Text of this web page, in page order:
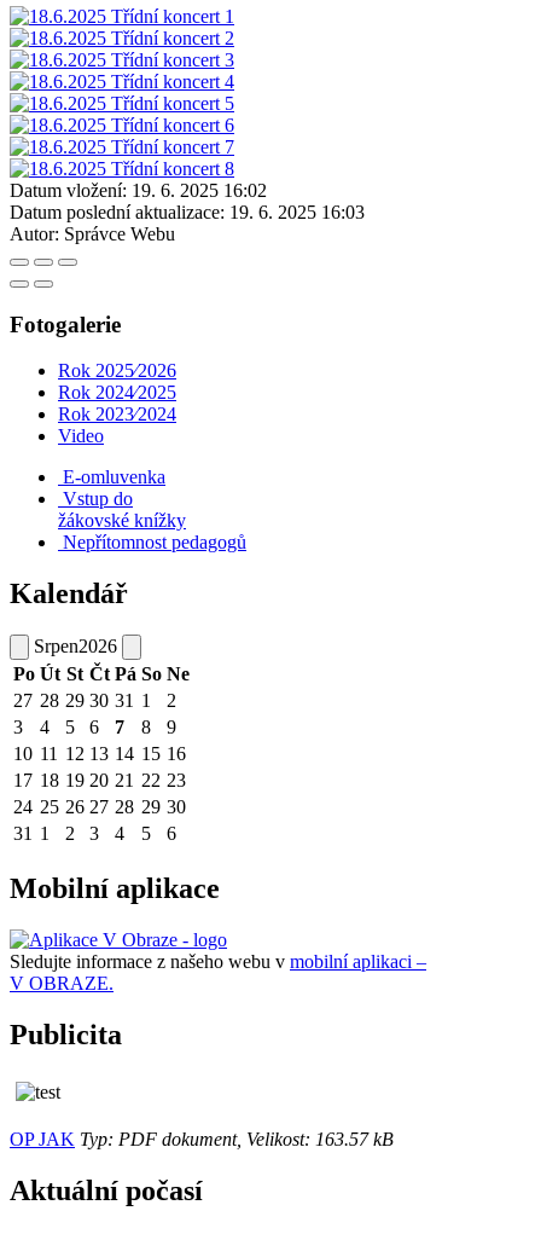
Datum vložení: 19. 6. 2025 16:02
Datum poslední aktualizace: 19. 6. 2025 16:03
Autor: Správce Webu
Fotogalerie
Rok 2025⁄2026
Rok 2024⁄2025
Rok 2023⁄2024
Video
E-omluvenka
Vstup do
žákovské knížky
Nepřítomnost pedagogů
Kalendář
Srpen2026
Po Út St Čt Pá So Ne
27 28 29 30 31 1
2
3
4 5 6 7 8
9
10 11 12 13 14 15 16
17 18 19 20 21 22 23
24 25 26 27 28 29 30
31 1 2 3 4 5 6
Mobilní aplikace
Sledujte informace z našeho webu v mobilní aplikaci –
V OBRAZE.
Publicita
OP JAK Typ: PDF dokument, Velikost: 163.57 kB
Aktuální počasí